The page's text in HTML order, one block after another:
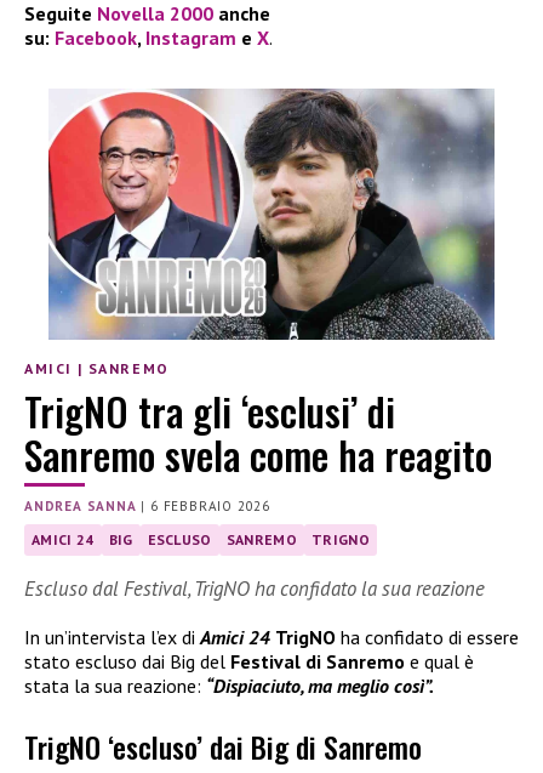
Seguite Novella 2000 anche
su: Facebook, Instagram e X.
AMICI | SANREMO
TrigNO tra gli ‘esclusi’ di
Sanremo svela come ha reagito
ANDREA SANNA | 6 FEBBRAIO 2026
AMICI 24 BIG ESCLUSO SANREMO TRIGNO
Escluso dal Festival, TrigNO ha confidato la sua reazione
In un’intervista l’ex di Amici 24 TrigNO ha confidato di essere
stato escluso dai Big del Festival di Sanremo e qual è
stata la sua reazione: “Dispiaciuto, ma meglio così”.
TrigNO ‘escluso’ dai Big di Sanremo